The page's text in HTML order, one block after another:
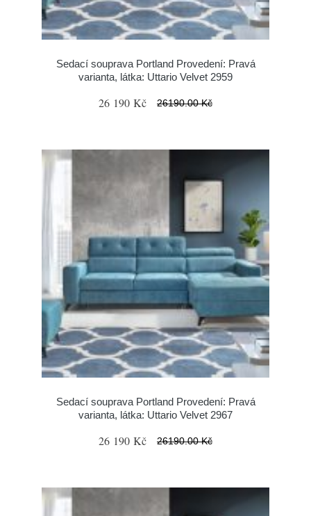
Sedací souprava Portland Provedení: Pravá
varianta, látka: Uttario Velvet 2959
26 190 Kč 26190.00 Kč
Sedací souprava Portland Provedení: Pravá
varianta, látka: Uttario Velvet 2967
26 190 Kč 26190.00 Kč